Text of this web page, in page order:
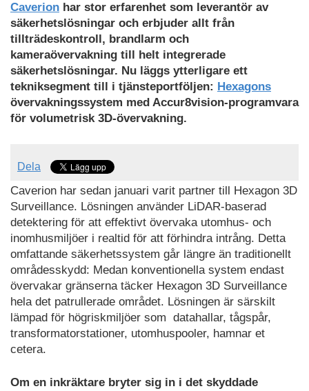
Caverion har stor erfarenhet som leverantör av
säkerhetslösningar och erbjuder allt från
tillträdeskontroll, brandlarm och
kameraövervakning till helt integrerade
säkerhetslösningar. Nu läggs ytterligare ett
tekniksegment till i tjänsteportföljen: Hexagons
övervakningssystem med Accur8vision-programvara
för volumetrisk 3D-övervakning.
Dela
Caverion har sedan januari varit partner till Hexagon 3D
Surveillance. Lösningen använder LiDAR-baserad
detektering för att effektivt övervaka utomhus- och
inomhusmiljöer i realtid för att förhindra intrång. Detta
omfattande säkerhetssystem går längre än traditionellt
områdesskydd: Medan konventionella system endast
övervakar gränserna täcker Hexagon 3D Surveillance
hela det patrullerade området. Lösningen är särskilt
lämpad för högriskmiljöer som datahallar, tågspår,
transformatorstationer, utomhuspooler, hamnar et
cetera.
Om en inkräktare bryter sig in i det skyddade